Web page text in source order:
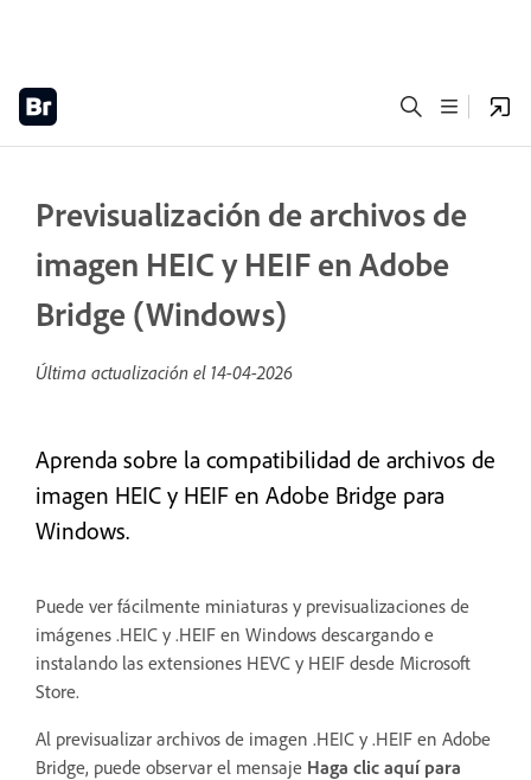
Previsualización de archivos de
imagen HEIC y HEIF en Adobe
Bridge (Windows)
Última actualización el 14-04-2026
Aprenda sobre la compatibilidad de archivos de
imagen HEIC y HEIF en Adobe Bridge para
Windows.
Puede ver fácilmente miniaturas y previsualizaciones de
imágenes .HEIC y .HEIF en Windows descargando e
instalando las extensiones HEVC y HEIF desde Microsoft
Store.
Al previsualizar archivos de imagen .HEIC y .HEIF en Adobe
Bridge, puede observar el mensaje Haga clic aquí para